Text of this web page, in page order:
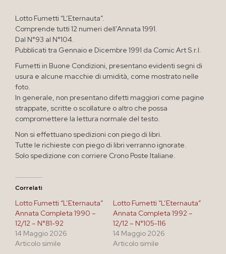
Lotto Fumetti “L’Eternauta”.
Comprende tutti 12 numeri dell’Annata 1991.
Dal N°93 al N°104.
Pubblicati tra Gennaio e Dicembre 1991 da Comic Art S.r.l.
Fumetti in Buone Condizioni, presentano evidenti segni di
usura e alcune macchie di umidità, come mostrato nelle
foto.
In generale, non presentano difetti maggiori come pagine
strappate, scritte o scollature o altro che possa
compromettere la lettura normale del testo.
Non si effettuano spedizioni con piego di libri.
Tutte le richieste con piego di libri verranno ignorate.
Solo spedizione con corriere Crono Poste Italiane.
Correlati
Lotto Fumetti “L’Eternauta”
Annata Completa 1990 –
12/12 – N°81-92
14 Maggio 2026
Articolo simile
Lotto Fumetti “L’Eternauta”
Annata Completa 1992 –
12/12 – N°105-116
14 Maggio 2026
Articolo simile